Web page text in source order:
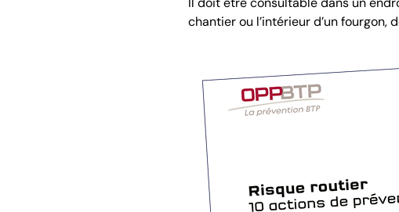
chantier ou l’intérieur d’un fourgon,